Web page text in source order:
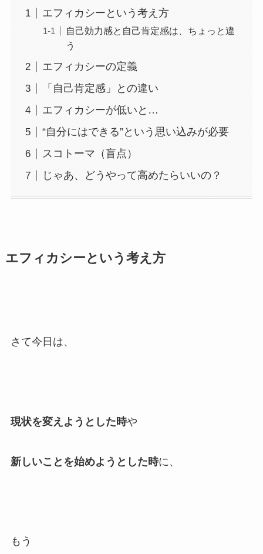
エフィカシーという考え方
自己効力感と自己肯定感は、ちょっと違
う
エフィカシーの定義
「自己肯定感」との違い
エフィカシーが低いと…
“自分にはできる”という思い込みが必要
スコトーマ（盲点）
じゃあ、どうやって高めたらいいの？
エフィカシーという考え方
さて今日は、
現状を変えようとした時や
新しいことを始めようとした時に、
もう